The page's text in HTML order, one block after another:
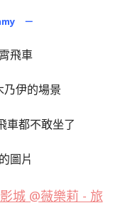
－
飛車
伊的場景
車都不敢坐了
圖片